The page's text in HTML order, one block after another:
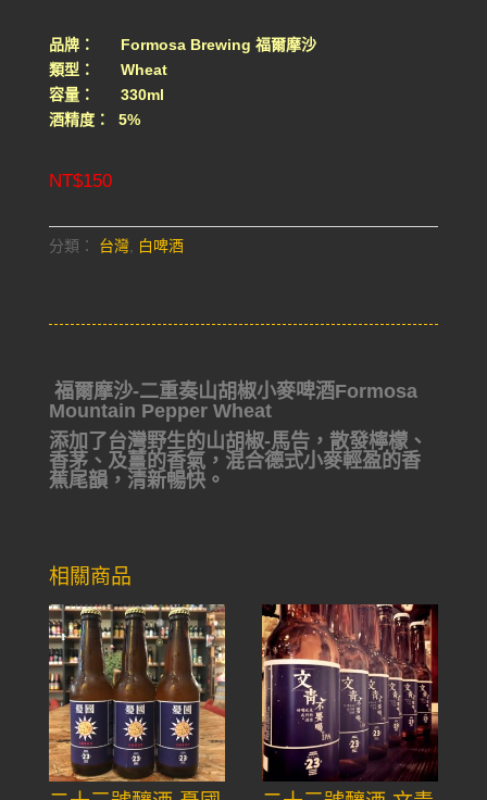
品牌： Formosa Brewing 福爾摩沙
類型： Wheat
容量： 330ml
酒精度： 5%
NT$150
分類： 台灣, 白啤酒
福爾摩沙-二重奏山胡椒小麥啤酒Formosa
Mountain Pepper Wheat
添加了台灣野生的山胡椒-馬告，散發檸檬、
香茅、及薑的香氣，混合德式小麥輕盈的香
蕉尾韻，清新暢快。
相關商品